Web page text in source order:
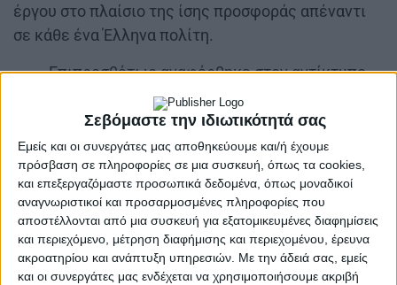
Σεβόμαστε την ιδιωτικότητά σας
Εμείς και οι συνεργάτες μας αποθηκεύουμε και/ή έχουμε
πρόσβαση σε πληροφορίες σε μια συσκευή, όπως τα cookies,
και επεξεργαζόμαστε προσωπικά δεδομένα, όπως μοναδικοί
αναγνωριστικοί και προσαρμοσμένες πληροφορίες που
αποστέλλονται από μια συσκευή για εξατομικευμένες διαφημίσεις
και περιεχόμενο, μέτρηση διαφήμισης και περιεχομένου, έρευνα
ακροατηρίου και ανάπτυξη υπηρεσιών. Με την άδειά σας, εμείς
και οι συνεργάτες μας ενδέχεται να χρησιμοποιήσουμε ακριβή
έργου στο πλαίσιο της ίσης προσφοράς απέναντι
σε κάθε ένα Έλληνα πολίτη.
Επιπροσθέτως αναφέρθηκε στον αντίκτυπο
που έχει ένα δημόσιο έργο στην πραγματική
οικονομία και συγκεκριμένα ανέφερε ότι κάθε
ένα ευρώ στην ουσία αποδίδει το διπλάσιο
ποσό μέσα από τις νέες θέσεις εργασίας, τη
βελτίωση της ασφάλειας και της ταχύτητας
των μεταφορών κ.ο.κ. .